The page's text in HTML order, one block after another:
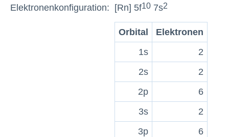
Elektronenkonfiguration: [Rn] 5f10 7s2
Orbital
Elektronen
1s
2
2s
2
2p
6
3s
2
3p
6